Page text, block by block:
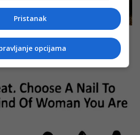
Pristanak
opcijama